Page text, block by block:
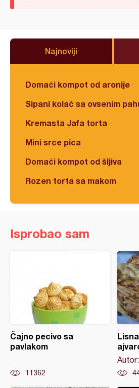
Najnoviji
Domaći kompot od aronije
Sipani kolač sa ovsenim
Kremasta Jafa torta
Mini srce pica
Domaći kompot od šljiva
Rozen torta sa makom
Isprobao sam
Čajno pecivo sa
pavlakom
11362
Autor: